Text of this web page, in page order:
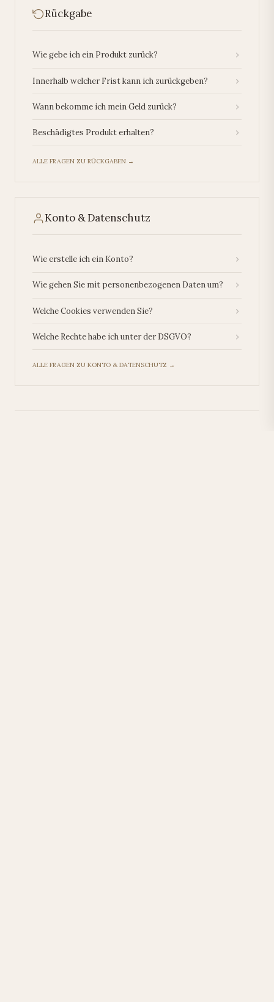
Rückgabe
Wie gebe ich ein Produkt zurück?
Innerhalb welcher Frist kann ich zurückgeben?
Wann bekomme ich mein Geld zurück?
Beschädigtes Produkt erhalten?
ALLE FRAGEN ZU RÜCKGABEN →
Konto & Datenschutz
Wie erstelle ich ein Konto?
Wie gehen Sie mit personenbezogenen Daten um?
Welche Cookies verwenden Sie?
Welche Rechte habe ich unter der DSGVO?
ALLE FRAGEN ZU KONTO & DATENSCHUTZ →